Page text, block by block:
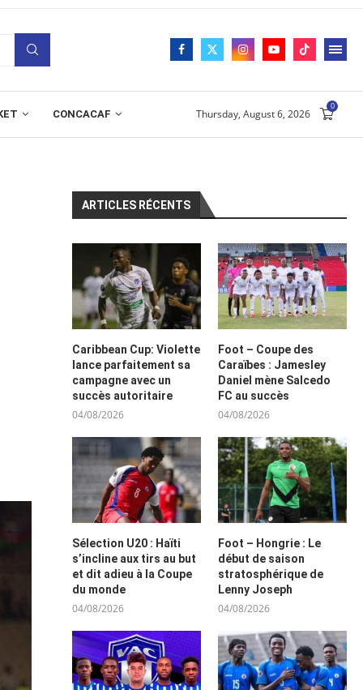
CONCACAF Thursday, August 6, 2026
0
ARTICLES RÉCENTS
Caribbean Cup: Violette
lance parfaitement sa
campagne avec un
succès autoritaire
04/08/2026
Foot – Coupe des
Caraïbes : Jamesley
Daniel mène Salcedo
FC au succès
04/08/2026
Sélection U20 : Haïti
s’incline aux tirs au but
et dit adieu à la Coupe
du monde
04/08/2026
Foot – Hongrie : Le
début de saison
stratosphérique de
Lenny Joseph
04/08/2026